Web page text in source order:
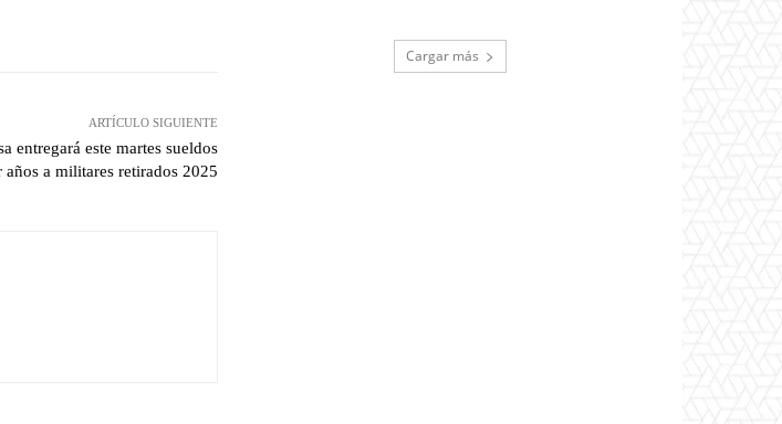
ARTÍCULO SIGUIENTE
entregará este martes sueldos
años a militares retirados 2025
Cargar más